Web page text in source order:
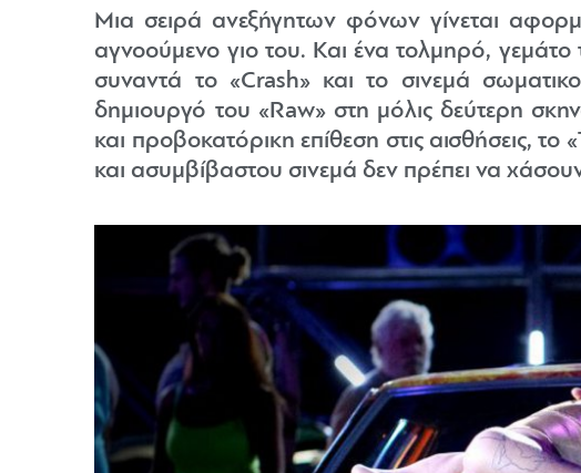
Μια σειρά ανεξήγητων φόνων γίνεται
αγνοούμενο γιο του. Και ένα τολμηρό, γεμάτο
συναντά το «Crash» και το σινεμά
δημιουργό του «Raw» στη μόλις δεύτερη
και προβοκατόρικη επίθεση στις αισθήσεις,
και ασυμβίβαστου σινεμά δεν πρέπει να